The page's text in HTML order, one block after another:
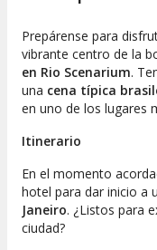
Prepárense para
vibrante centro de la
en Rio Scenarium.
una cena típica
en uno de los lugares
Itinerario
En el momento
hotel para dar inicio a
Janeiro. ¿Listos para
ciudad?